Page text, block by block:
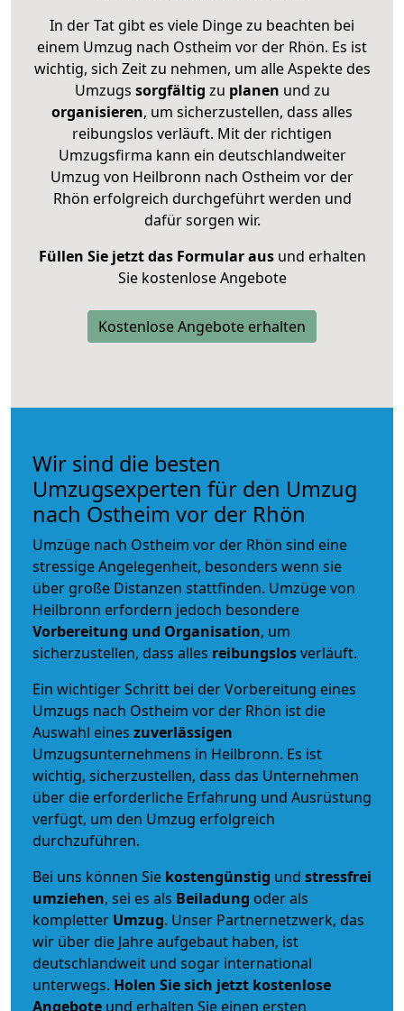
In der Tat gibt es viele Dinge zu beachten bei
einem Umzug nach Ostheim vor der Rhön. Es ist
wichtig, sich Zeit zu nehmen, um alle Aspekte des
Umzugs sorgfältig zu planen und zu
organisieren, um sicherzustellen, dass alles
reibungslos verläuft. Mit der richtigen
Umzugsfirma kann ein deutschlandweiter
Umzug von Heilbronn nach Ostheim vor der
Rhön erfolgreich durchgeführt werden und
dafür sorgen wir.
Füllen Sie jetzt das Formular ausund erhalten
Sie kostenlose Angebote
Kostenlose Angebote erhalten
Wir sind die besten
Umzugsexperten für den Umzug
nach Ostheim vor der Rhön
Umzüge nach Ostheim vor der Rhön sind eine
stressige Angelegenheit, besonders wenn sie
über große Distanzen stattfinden. Umzüge von
Heilbronn erfordern jedoch besondere
Vorbereitung und Organisation, um
sicherzustellen, dass alles reibungslosverläuft.
Ein wichtiger Schritt bei der Vorbereitung eines
Umzugs nach Ostheim vor der Rhön ist die
Auswahl eines zuverlässigen
Umzugsunternehmens in Heilbronn. Es ist
wichtig, sicherzustellen, dass das Unternehmen
über die erforderliche Erfahrung und Ausrüstung
verfügt, um den Umzug erfolgreich
durchzuführen.
Bei uns können Sie kostengünstig und stressfrei
umziehen, sei es als Beiladung oder als
kompletter Umzug. Unser Partnernetzwerk, das
wir über die Jahre aufgebaut haben, ist
deutschlandweit und sogar international
unterwegs. Holen Sie sich jetzt kostenlose
Angebote und erhalten Sie einen ersten